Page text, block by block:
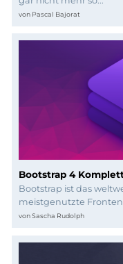
von Pascal Bajorat
Bootstrap 4
Bootstrap ist das
meistgenutzte
vonSascha Rudolph